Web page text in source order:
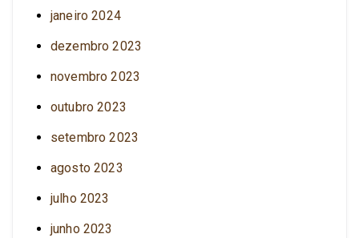
janeiro 2024
dezembro 2023
novembro 2023
outubro 2023
setembro 2023
agosto 2023
julho 2023
junho 2023